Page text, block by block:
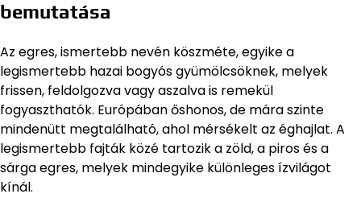
bemutatása
Az egres, ismertebb nevén köszméte, egyike a
legismertebb hazai bogyós gyümölcsöknek, melyek
frissen, feldolgozva vagy aszalva is remekül
fogyaszthatók. Európában őshonos, de mára szinte
mindenütt megtalálható, ahol mérsékelt az éghajlat. A
legismertebb fajták közé tartozik a zöld, a piros és a
sárga egres, melyek mindegyike különleges ízvilágot
kínál.